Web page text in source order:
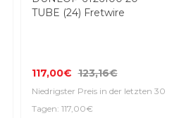
117,00€ 123,16€